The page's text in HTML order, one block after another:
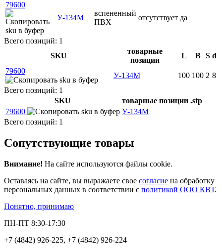
79600
У-134М
вспененный
ПВХ
отсутствует да
Всего позиций: 1
SKU
товарные
позиции
L B S d
79600
У-134М 100 100 2 8
Всего позиций: 1
SKU
товарные позиции .stp
79600
У-134М
Всего позиций: 1
Сопутствующие товары
Внимание! На сайте используются файлы cookie.
Оставаясь на сайте, вы выражаете свое согласие на обработку
персональных данных в соответствии с политикой ООО КВТ.
Понятно, принимаю
ПН-ПТ 8:30-17:30
+7 (4842) 926-225, +7 (4842) 926-224